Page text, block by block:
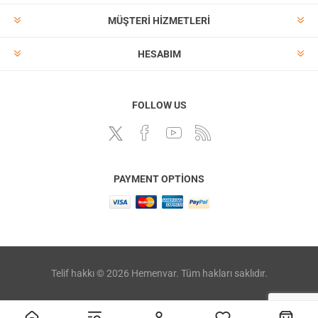
MÜŞTERI HIZMETLERI
HESABIM
FOLLOW US
PAYMENT OPTIONS
Telif hakkı © 2026 Hemenvar. Tüm hakları saklıdır.